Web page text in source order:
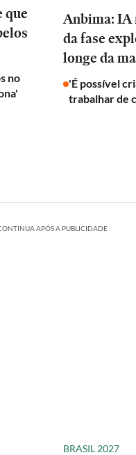
que
no
Anbima: IA
da fase
longe da
'É possível
trabalhar de
APÓS A PUBLICIDADE
BRASIL 2027